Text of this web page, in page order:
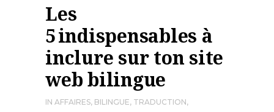
Les
5 indispensables à
inclure sur ton site
web bilingue
IN AFFAIRES, BILINGUE, TRADUCTION,